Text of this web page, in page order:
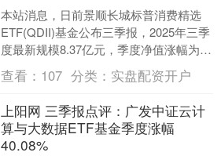
本站消息，日前景顺长城标普消费精选
ETF(QDII)基金公布三季报，2025年三季
度最新规模8.37亿元，季度净值涨幅为
5.13%。 从业绩表现来看，景顺长城
标....
查看： 107 分类： 实盘配资开户
上阳网 三季报点评：广发中证云计
算与大数据ETF基金季度涨幅
40.08%